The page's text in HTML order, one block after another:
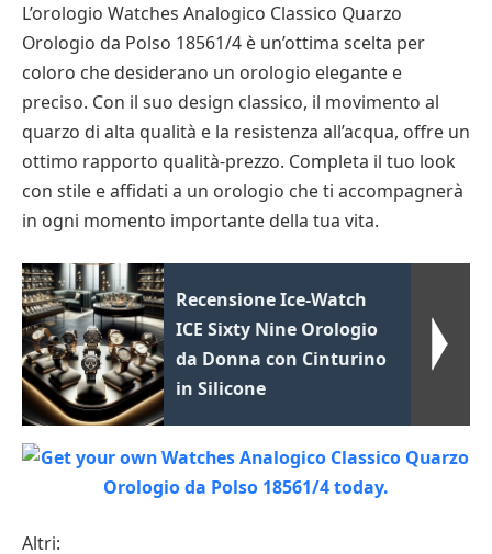
L’orologio Watches Analogico Classico Quarzo
Orologio da Polso 18561/4 è un’ottima scelta per
coloro che desiderano un orologio elegante e
preciso. Con il suo design classico, il movimento al
quarzo di alta qualità e la resistenza all’acqua, offre un
ottimo rapporto qualità-prezzo. Completa il tuo look
con stile e affidati a un orologio che ti accompagnerà
in ogni momento importante della tua vita.
Recensione Ice-Watch
ICE Sixty Nine Orologio
da Donna con Cinturino
in Silicone
Altri: